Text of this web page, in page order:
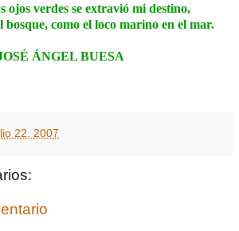
ojos verdes se extravió mi destino,
bosque, como el loco marino en el mar.
ÁNGEL BUESA
22, 2007